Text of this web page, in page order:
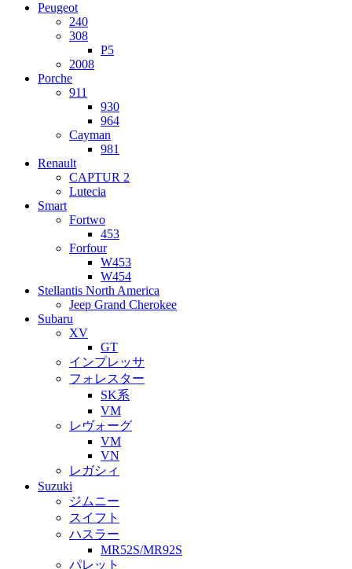
Peugeot
240
308
P5
2008
Porche
911
930
964
Cayman
981
Renault
CAPTUR 2
Lutecia
Smart
Fortwo
453
Forfour
W453
W454
Stellantis North America
Jeep Grand Cherokee
Subaru
XV
GT
インプレッサ
フォレスター
SK系
VM
レヴォーグ
VM
VN
レガシィ
Suzuki
ジムニー
スイフト
ハスラー
MR52S/MR92S
パレット